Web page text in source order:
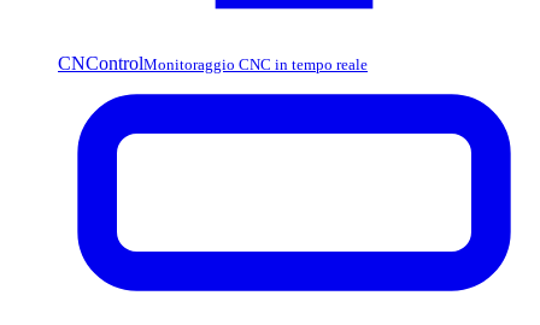
CNControlMonitoraggio CNC in tempo reale